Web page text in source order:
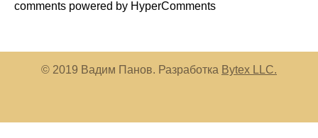
comments powered by HyperComments
© 2019 Вадим Панов. Разработка Bytex LLC.